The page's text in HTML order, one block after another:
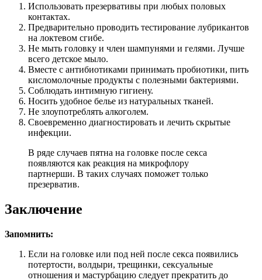
Использовать презервативы при любых половых
контактах.
Предварительно проводить тестирование лубрикантов
на локтевом сгибе.
Не мыть головку и член шампунями и гелями. Лучше
всего детское мыло.
Вместе с антибиотиками принимать пробиотики, пить
кисломолочные продукты с полезными бактериями.
Соблюдать интимную гигиену.
Носить удобное белье из натуральных тканей.
Не злоупотреблять алкоголем.
Своевременно диагностировать и лечить скрытые
инфекции.
В ряде случаев пятна на головке после секса
появляются как реакция на микрофлору
партнерши. В таких случаях поможет только
презерватив.
Заключение
Запомнить:
Если на головке или под ней после секса появились
потертости, волдыри, трещинки, сексуальные
отношения и мастурбацию следует прекратить до